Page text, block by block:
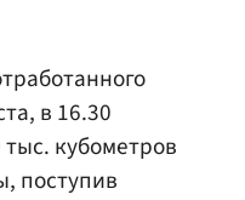
в 16.30
кубометров
поступив